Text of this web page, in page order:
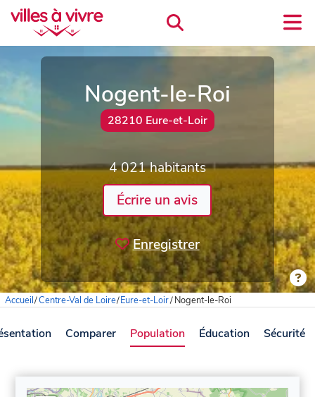
Nogent-le-Roi
28210 Eure-et-Loir
4 021 habitants
Écrire un avis
Enregistrer
Accueil/Centre-Val de Loire/Eure-et-Loir/Nogent-le-Roi
Comparer Population Éducation Sécurité